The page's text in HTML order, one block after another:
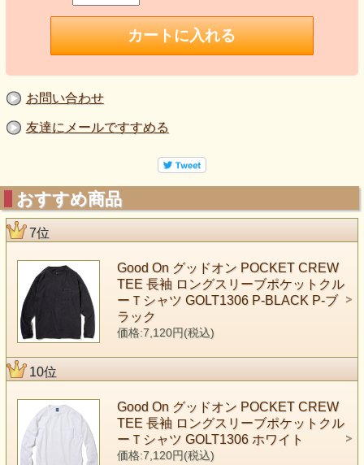
お問い合わせ
友達にメールですすめる
おすすめ商品
7位
Good On グッドオン POCKET CREW
TEE 長袖 ロングスリーブポケットクル
ーＴシャツ GOLT1306 P-BLACK P-ブ
ラック
価格:7,120円(税込)
10位
Good On グッドオン POCKET CREW
TEE 長袖 ロングスリーブポケットクル
ーＴシャツ GOLT1306 ホワイト
価格:7,120円(税込)